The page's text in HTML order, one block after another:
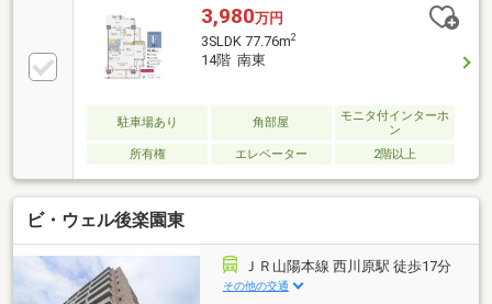
有り■スロップシンク有り■2面バルコニー■日当たり・
眺望・通風良好■スマートキー■フルフラット設計■宅
配ボックス有り■ペット足洗い場有り■スーパー徒歩10
分圏内
3,980万円
3SLDK 77.76m2
14階 南東
駐車場あり 角部屋
モニタ付インターホ
ン
所有権
エレベーター 2階以上
ビ・ウェル後楽園東
ＪＲ山陽本線 西川原駅 徒歩17分
その他の交通